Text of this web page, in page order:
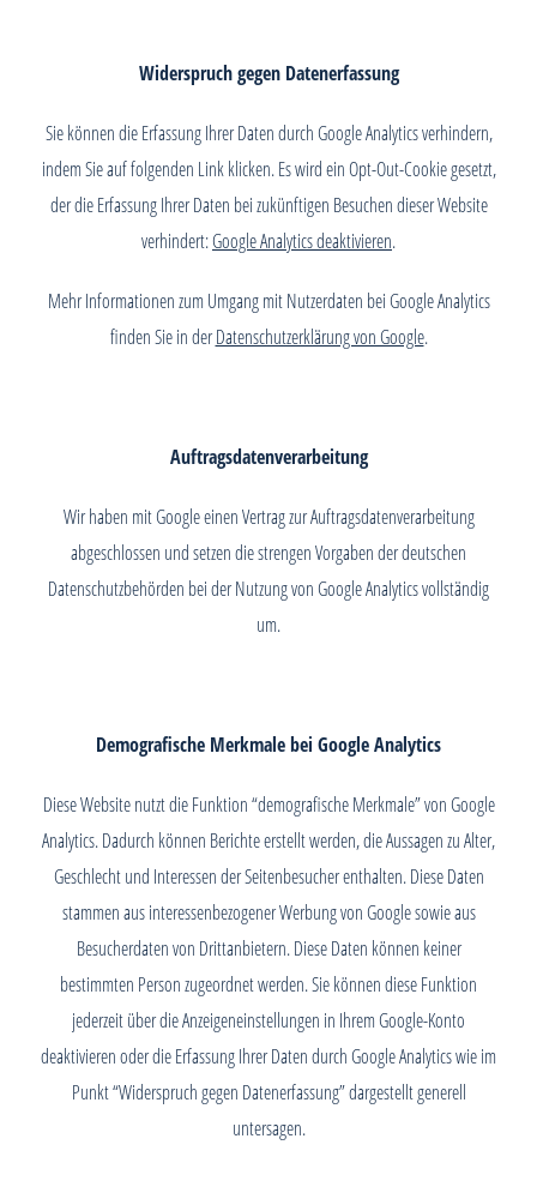
Widerspruch gegen Datenerfassung
Sie können die Erfassung Ihrer Daten durch Google Analytics verhindern,
indem Sie auf folgenden Link klicken. Es wird ein Opt-Out-Cookie gesetzt,
der die Erfassung Ihrer Daten bei zukünftigen Besuchen dieser Website
verhindert:Google Analytics deaktivieren.
Mehr Informationen zum Umgang mit Nutzerdaten bei Google Analytics
finden Sie in derDatenschutzerklärung von Google.
Auftragsdatenverarbeitung
Wir haben mit Google einen Vertrag zur Auftragsdatenverarbeitung
abgeschlossen und setzen die strengen Vorgaben der deutschen
Datenschutzbehörden bei der Nutzung von Google Analytics vollständig
um.
Demografische Merkmale bei Google Analytics
Diese Website nutzt die Funktion “demografische Merkmale” von Google
Analytics. Dadurch können Berichte erstellt werden, die Aussagen zu Alter,
Geschlecht und Interessen der Seitenbesucher enthalten. Diese Daten
stammen aus interessenbezogener Werbung von Google sowie aus
Besucherdaten von Drittanbietern. Diese Daten können keiner
bestimmten Person zugeordnet werden. Sie können diese Funktion
jederzeit über die Anzeigeneinstellungen in Ihrem Google-Konto
deaktivieren oder die Erfassung Ihrer Daten durch Google Analytics wie im
Punkt “Widerspruch gegen Datenerfassung” dargestellt generell
untersagen.